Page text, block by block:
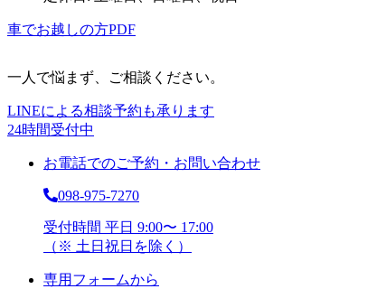
車でお越しの方PDF
一人で悩まず、ご相談ください。
LINEによる相談予約も承ります
24時間受付中
お電話でのご予約・お問い合わせ
098-975-7270
受付時間 平日 9:00〜 17:00
（※ 土日祝日を除く）
専用フォームから